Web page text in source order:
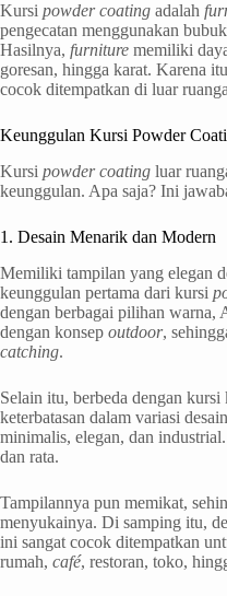
Kursi powder coating adalah
pengecatan menggunakan
Hasilnya, furniture memiliki
goresan, hingga karat. Karena
cocok ditempatkan di luar
Keunggulan Kursi Powder
Kursi powder coating luar
keunggulan. Apa saja? Ini
1. Desain Menarik dan Modern
Memiliki tampilan yang elegan
keunggulan pertama dari kursi
dengan berbagai pilihan warna,
dengan konsep outdoor,
catching.
Selain itu, berbeda dengan
keterbatasan dalam variasi
minimalis, elegan, dan
dan rata.
Tampilannya pun memikat,
menyukainya. Di samping itu,
ini sangat cocok ditempatkan
rumah, café, restoran, toko,